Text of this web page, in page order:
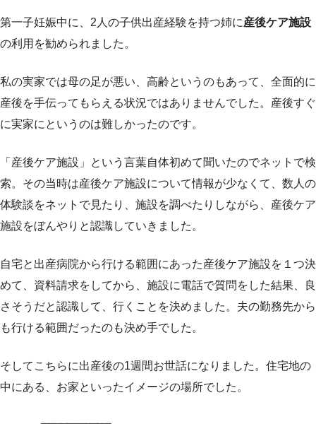
第一子妊娠中に、2人の子供出産経験を持つ姉に産後ケア施設
の利用を勧められました。
私の実家では母の足が悪い、高齢というのもあって、全面的に
産後を手伝ってもらえる状況ではありませんでした。産後すぐ
に実家にというのは難しかったのです。
「産後ケア施設」という言葉自体初めて聞いたのでネットで検
索。その当時は産後ケア施設について情報が少なくて、数人の
体験談をネットで見たり、施設を調べたりしながら、産後ケア
施設をぼんやりと認識していきました。
自宅と出産病院から行ける範囲にあった産後ケア施設を１つ決
めて、資料請求をしてから、施設に電話で質問をした結果、良
さそうだと認識して、行くことを決めました。夫の勤務先から
も行ける範囲だったのも決め手でした。
そしてこちらに出産後の1週間お世話になりました。住宅地の
中にある、お家といったイメージの場所でした。